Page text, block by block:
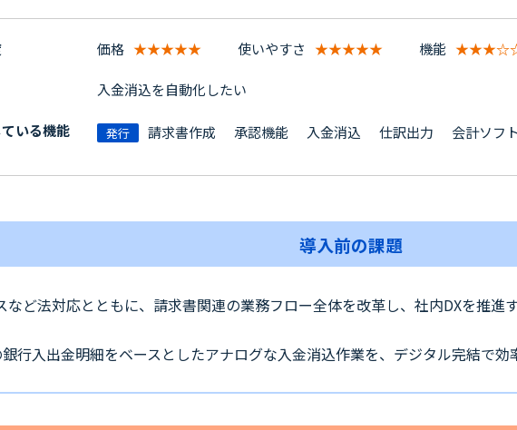
価格 ★★★★★ 使いやすさ ★★★★★ 機能
入金消込を自動化したい
いる機能 発行 請求書作成 承認機能 入金消込 仕訳出力 会計ソフ
導入前の課題
など法対応とともに、請求書関連の業務フロー全体を改革し、社内DXを推進
銀行入出金明細をベースとしたアナログな入金消込作業を、デジタル完結で効